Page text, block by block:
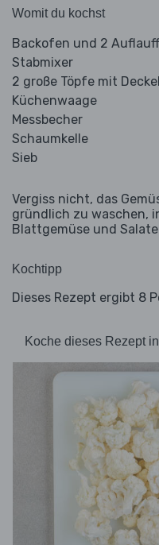
Womit du kochst
Backofen und 2
Stabmixer
2 große Töpfe mit Deckel
Küchenwaage
Messbecher
Schaumkelle
Sieb
Vergiss nicht, das
gründlich zu waschen,
Blattgemüse und
Kochtipp
Dieses Rezept ergibt 8
Koche dieses Rezept